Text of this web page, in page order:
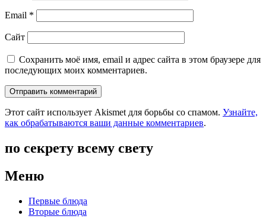
Email *
Сайт
Сохранить моё имя, email и адрес сайта в этом браузере для
последующих моих комментариев.
Этот сайт использует Akismet для борьбы со спамом. Узнайте,
как обрабатываются ваши данные комментариев.
по секрету всему свету
Меню
Первые блюда
Вторые блюда